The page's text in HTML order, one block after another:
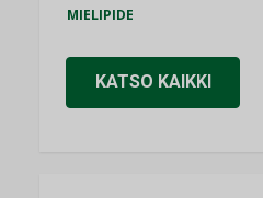
MIELIPIDE
KATSO KAIKKI